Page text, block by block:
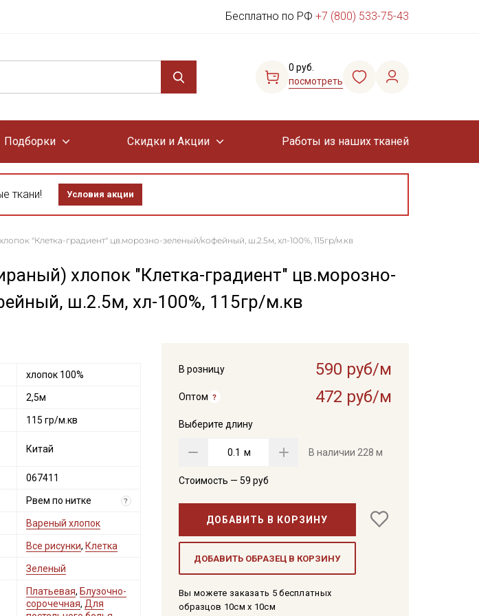
Бесплатно по РФ +7 (800) 533-75-43
0 руб.
посмотреть
Подборки Скидки и Акции Работы из наших тканей
ткани! Условия акции
"Клетка-градиент" цв.морозно-зеленый/кофейный, ш.2.5м, хл-100%, 115гр/м.кв
хлопок "Клетка-градиент" цв.морозно-
ш.2.5м, хл-100%, 115гр/м.кв
В розницу 590 руб/м
Оптом 472 руб/м
Выберите длину
м В наличии 228 м
Стоимость — 59 руб
ДОБАВИТЬ В КОРЗИНУ
ДОБАВИТЬ ОБРАЗЕЦ В КОРЗИНУ
Вы можете заказать 5 бесплатных
образцов 10см x 10см
хлопок 100%
2,5м
115 гр/м.кв
Китай
067411
Рвем по нитке ?
Вареный хлопок
Все рисунки, Клетка
Зеленый
Платьевая, Блузочно-
сорочечная, Для